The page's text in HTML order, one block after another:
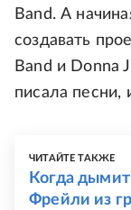
Band. А
создавать
Band и Donna
писала песни,
ЧИТАЙТЕ ТАКЖЕ
Когда
Фрейли из